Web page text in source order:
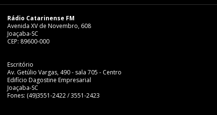
Rádio Catarinense FM
Avenida XV de Novembro, 608
Joaçaba-SC
CEP: 89600-000
Escritório
Av. Getúlio Vargas, 490 - sala 705 - Centro
Edifício Dagostine Empresarial
Joaçaba-SC
Fones: (49)3551-2422 / 3551-2423